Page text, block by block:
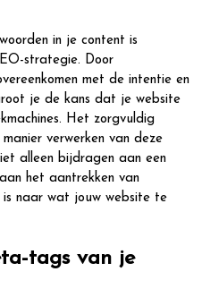
in je content is
strategie. Door
met de intentie en
je de kans dat je website
Het zorgvuldig
verwerken van deze
alleen bijdragen aan een
het aantrekken van
naar wat jouw website te
tags van je